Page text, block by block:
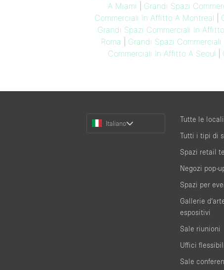
A Miami
Grandi Spazi
Commerciali In Affitto A Montreal
Grandi Spazi Commerciali In
Roma
Grandi Spazi
Commerciali In Affitto A Seoul
Choose
Italiano
Tutte le
Tutti i tipi di
Spazi retail
Negozi pop-
Spazi per
Gallerie
espositivi
Sale riunioni
Uffici flessibili
Sale